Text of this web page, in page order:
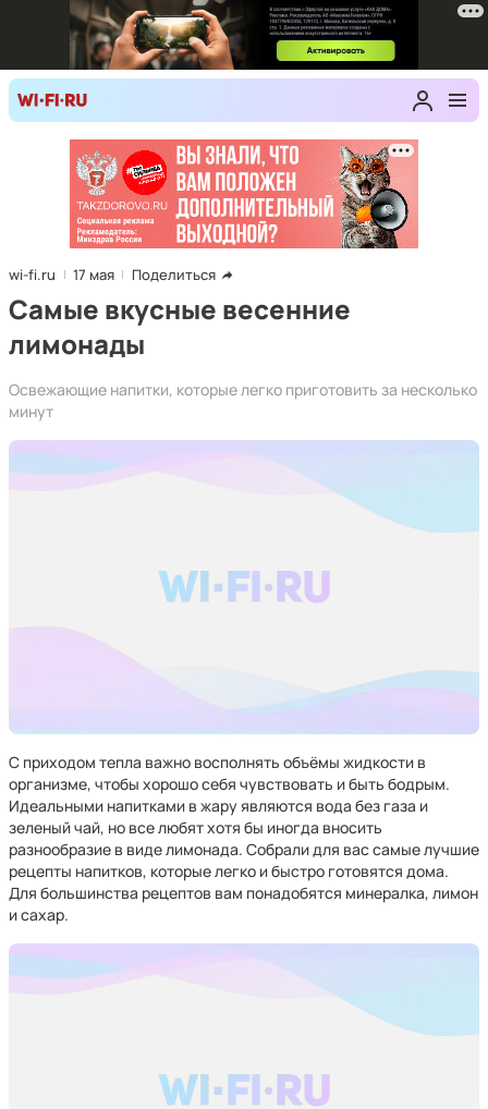
wi-fi.ru 17 мая Поделиться
Самые вкусные весенние
лимонады
Освежающие напитки, которые легко приготовить за несколько
минут
С приходом тепла важно восполнять объёмы жидкости в
организме, чтобы хорошо себя чувствовать и быть бодрым.
Идеальными напитками в жару являются вода без газа и
зеленый чай, но все любят хотя бы иногда вносить
разнообразие в виде лимонада. Собрали для вас самые лучшие
рецепты напитков, которые легко и быстро готовятся дома.
Для большинства рецептов вам понадобятся минералка, лимон
и сахар.